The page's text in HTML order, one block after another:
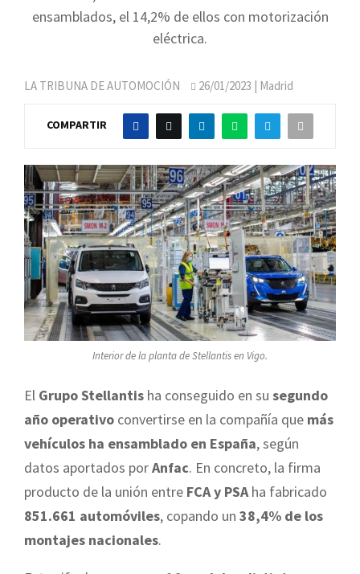
ensamblados, el 14,2% de ellos con motorización
eléctrica.
LA TRIBUNA DE AUTOMOCIÓN 26/01/2023 | Madrid
COMPARTIR
Interior de la planta de Stellantis en Vigo.
El Grupo Stellantis ha conseguido en su segundo
año operativo convertirse en la compañía que más
vehículos ha ensamblado en España, según
datos aportados porAnfac. En concreto, la firma
producto de la unión entre FCA y PSAha fabricado
851.661 automóviles, copando un 38,4% de los
montajes nacionales.